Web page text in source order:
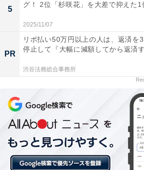
A post shared by 映画『身代わり忠臣
ランキング1位の有名人は、俳優や役
ロツヨシさんでした。
『勇者ヨシヒコ』（テレビ東京系）
ら俺は！！』（日本テレビ系）での椋
5
グ！ 2位「杉咲花」を大差で抑えた1
2025/11/07
PR
リボ払い50万円以上の人は、返済を
停止して『大幅に減額してから返済
渋谷法務総合事務所